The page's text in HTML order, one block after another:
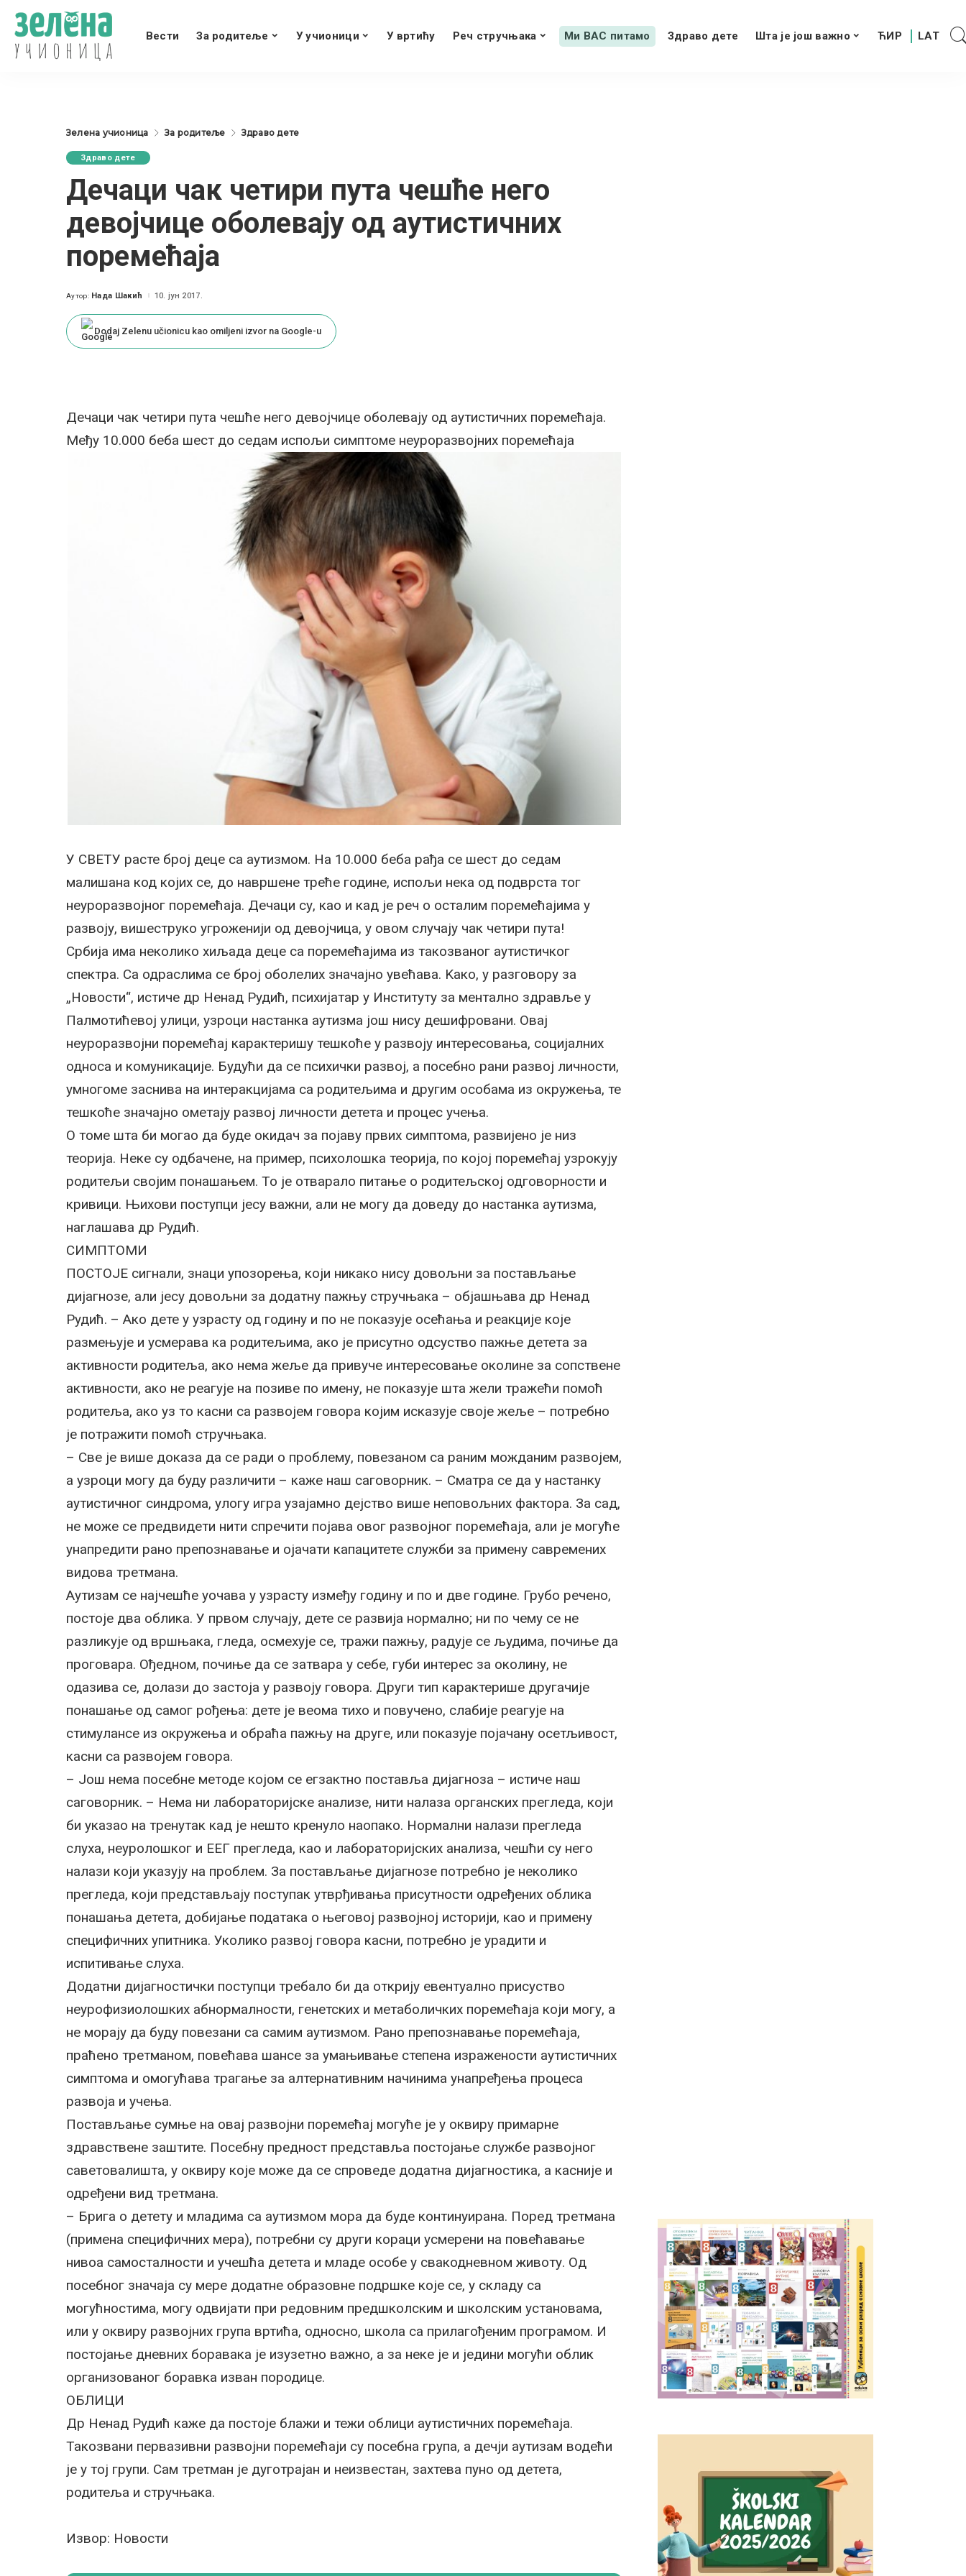
Вести За родитеље У учионици У вртићу Реч стручњака Ми ВАС питамо Здраво дете Шта је још важно
Зелена учионица За родитеље Здраво дете
Здраво дете
Дечаци чак четири пута чешће него
девојчице оболевају од аутистичних
поремећаја
Posted
Аутор: Нада Шакић 10. јун 2017.
Dodaj Zelenu učionicu kao omiljeni izvor na Google-u
Дечаци чак четири пута чешће него девојчице оболевају од аутистичних поремећаја.
Међу 10.000 беба шест до седам испољи симптоме неуроразвојних поремећаја
У СВЕТУ расте број деце са аутизмом. На 10.000 беба рађа се шест до седам
малишана код којих се, до навршене треће године, испољи нека од подврста тог
неуроразвојног поремећаја. Дечаци су, као и кад је реч о осталим поремећајима у
развоју, вишеструко угроженији од девојчица, у овом случају чак четири пута!
Србија има неколико хиљада деце са поремећајима из такозваног аутистичког
спектра. Са одраслима се број оболелих значајно увећава. Kако, у разговору за
„Новости“, истиче др Ненад Рудић, психијатар у Институту за ментално здравље у
Палмотићевој улици, узроци настанка аутизма још нису дешифровани. Овај
неуроразвојни поремећај карактеришу тешкоће у развоју интересовања, социјалних
односа и комуникације. Будући да се психички развој, а посебно рани развој личности,
умногоме заснива на интеракцијама са родитељима и другим особама из окружења, те
тешкоће значајно ометају развој личности детета и процес учења.
О томе шта би могао да буде окидач за појаву првих симптома, развијено је низ
теорија. Неке су одбачене, на пример, психолошка теорија, по којој поремећај узрокују
родитељи својим понашањем. То је отварало питање о родитељској одговорности и
кривици. Њихови поступци јесу важни, али не могу да доведу до настанка аутизма,
наглашава др Рудић.
СИМПТОМИ
ПОСТОЈЕ сигнали, знаци упозорења, који никако нису довољни за постављање
дијагнозе, али јесу довољни за додатну пажњу стручњака – објашњава др Ненад
Рудић. – Ако дете у узрасту од годину и по не показује осећања и реакције које
размењује и усмерава ка родитељима, ако је присутно одсуство пажње детета за
активности родитеља, ако нема жеље да привуче интересовање околине за сопствене
активности, ако не реагује на позиве по имену, не показује шта жели тражећи помоћ
родитеља, ако уз то касни са развојем говора којим исказује своје жеље – потребно
је потражити помоћ стручњака.
– Све је више доказа да се ради о проблему, повезаном са раним можданим развојем,
а узроци могу да буду различити – каже наш саговорник. – Сматра се да у настанку
аутистичног синдрома, улогу игра узајамно дејство више неповољних фактора. За сад,
не може се предвидети нити спречити појава овог развојног поремећаја, али је могуће
унапредити рано препознавање и ојачати капацитете служби за примену савремених
видова третмана.
Аутизам се најчешће уочава у узрасту између годину и по и две године. Грубо речено,
постоје два облика. У првом случају, дете се развија нормално; ни по чему се не
разликује од вршњака, гледа, осмехује се, тражи пажњу, радује се људима, почиње да
проговара. Ођедном, почиње да се затвара у себе, губи интерес за околину, не
одазива се, долази до застоја у развоју говора. Други тип карактерише другачије
понашање од самог рођења: дете је веома тихо и повучено, слабије реагује на
стимулансе из окружења и обраћа пажњу на друге, или показује појачану осетљивост,
касни са развојем говора.
– Још нема посебне методе којом се егзактно поставља дијагноза – истиче наш
саговорник. – Нема ни лабораторијске анализе, нити налаза органских прегледа, који
би указао на тренутак кад је нешто кренуло наопако. Нормални налази прегледа
слуха, неуролошког и ЕЕГ прегледа, као и лабораторијских анализа, чешћи су него
налази који указују на проблем. За постављање дијагнозе потребно је неколико
прегледа, који представљају поступак утврђивања присутности одређених облика
понашања детета, добијање података о његовој развојној историји, као и примену
специфичних упитника. Уколико развој говора касни, потребно је урадити и
испитивање слуха.
Додатни дијагностички поступци требало би да открију евентуално присуство
неурофизиолошких абнормалности, генетских и метаболичких поремећаја који могу, а
не морају да буду повезани са самим аутизмом. Рано препознавање поремећаја,
праћено третманом, повећава шансе за умањивање степена изражености аутистичних
симптома и омогућава трагање за алтернативним начинима унапређења процеса
развоја и учења.
Постављање сумње на овај развојни поремећај могуће је у оквиру примарне
здравствене заштите. Посебну предност представља постојање службе развојног
саветовалишта, у оквиру које може да се спроведе додатна дијагностика, а касније и
одређени вид третмана.
– Брига о детету и младима са аутизмом мора да буде континуирана. Поред третмана
(примена специфичних мера), потребни су други кораци усмерени на повећавање
нивоа самосталности и учешћа детета и младе особе у свакодневном животу. Од
посебног значаја су мере додатне образовне подршке које се, у складу са
могућностима, могу одвијати при редовним предшколским и школским установама,
или у оквиру развојних група вртића, односно, школа са прилагођеним програмом. И
постојање дневних боравака је изузетно важно, а за неке је и једини могући облик
организованог боравка изван породице.
ОБЛИЦИ
Др Ненад Рудић каже да постоје блажи и тежи облици аутистичних поремећаја.
Такозвани первазивни развојни поремећаји су посебна група, а дечји аутизам водећи
је у тој групи. Сам третман је дуготрајан и неизвестан, захтева пуно од детета,
родитеља и стручњака.
Извор: Новости